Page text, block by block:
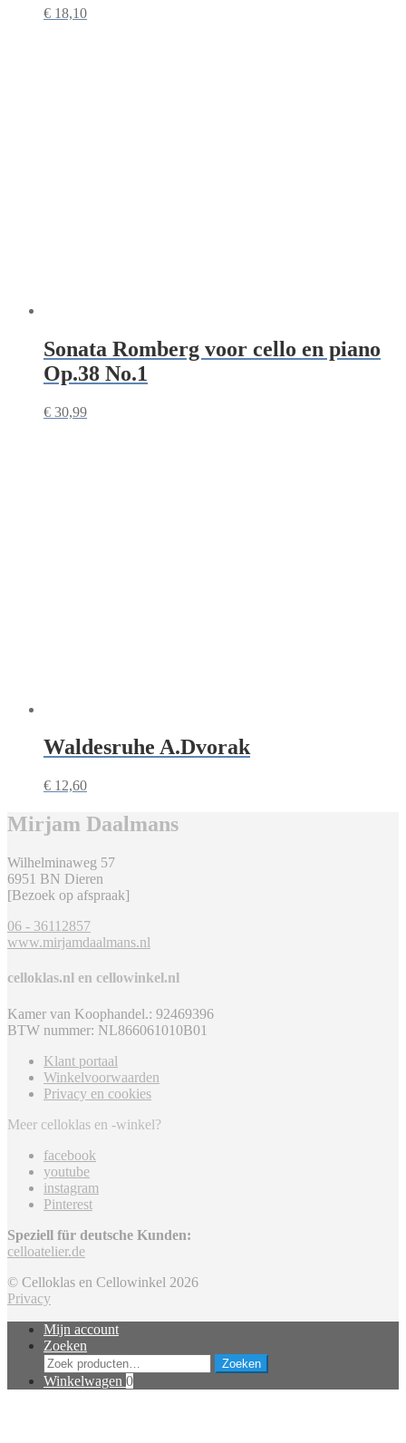
€ 18,10
Sonata Romberg voor cello en piano
Op.38 No.1
€ 30,99
Waldesruhe A.Dvorak
€ 12,60
Mirjam Daalmans
Wilhelminaweg 57
6951 BN Dieren
[Bezoek op afspraak]
06 - 36112857
www.mirjamdaalmans.nl
celloklas.nl en cellowinkel.nl
Kamer van Koophandel.: 92469396
BTW nummer: NL866061010B01
Klant portaal
Winkelvoorwaarden
Privacy en cookies
Meer celloklas en -winkel?
facebook
youtube
instagram
Pinterest
Speziell für deutsche Kunden:
celloatelier.de
© Celloklas en Cellowinkel 2026
Privacy
Mijn account
Zoeken
Zoeken
naar:
Zoeken
Winkelwagen 0